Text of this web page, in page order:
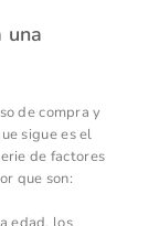
una
de compra y
sigue es el
de factores
que son: